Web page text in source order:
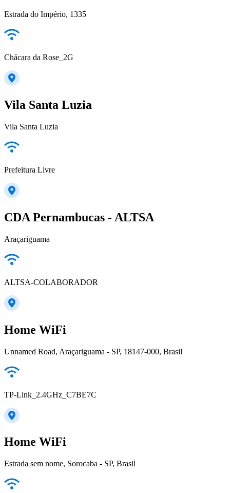
Estrada do Império, 1335
Chácara da Rose_2G
Vila Santa Luzia
Vila Santa Luzia
Prefeitura Livre
CDA Pernambucas - ALTSA
Araçariguama
ALTSA-COLABORADOR
Home WiFi
Unnamed Road, Araçariguama - SP, 18147-000, Brasil
TP-Link_2.4GHz_C7BE7C
Home WiFi
Estrada sem nome, Sorocaba - SP, Brasil